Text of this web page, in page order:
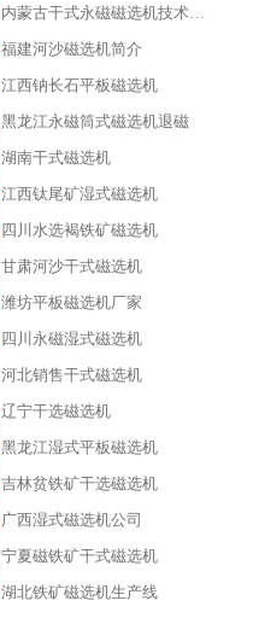
内蒙古干式永磁磁选机技术要求
福建河沙磁选机简介
江西钠长石平板磁选机
黑龙江永磁筒式磁选机退磁
湖南干式磁选机
江西钛尾矿湿式磁选机
四川水选褐铁矿磁选机
甘肃河沙干式磁选机
潍坊平板磁选机厂家
四川永磁湿式磁选机
河北销售干式磁选机
辽宁干选磁选机
黑龙江湿式平板磁选机
吉林贫铁矿干选磁选机
广西湿式磁选机公司
宁夏磁铁矿干式磁选机
湖北铁矿磁选机生产线